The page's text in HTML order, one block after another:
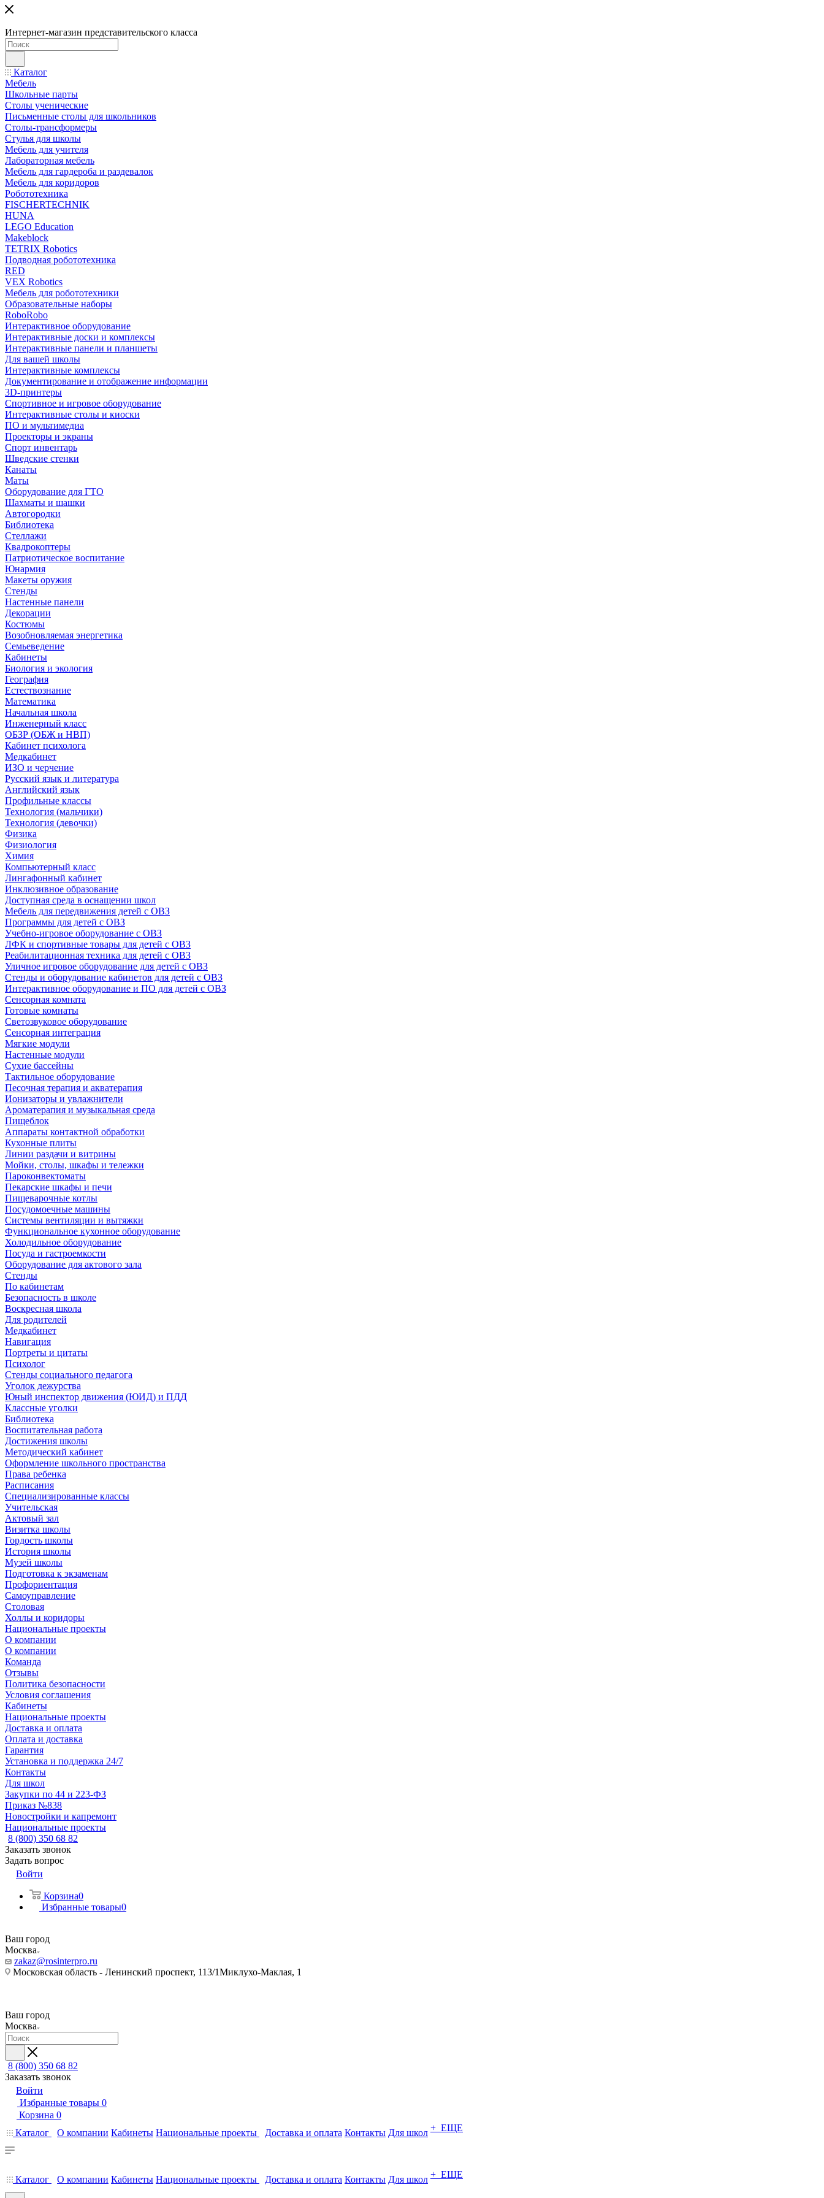
Интернет-магазин представительского класса
Каталог
Мебель
Школьные парты
Столы ученические
Письменные столы для школьников
Столы-трансформеры
Стулья для школы
Мебель для учителя
Лабораторная мебель
Мебель для гардероба и раздевалок
Мебель для коридоров
Робототехника
FISCHERTECHNIK
HUNA
LEGO Education
Makeblock
TETRIX Robotics
Подводная робототехника
RED
VEX Robotics
Мебель для робототехники
Образовательные наборы
RoboRobo
Интерактивное оборудование
Интерактивные доски и комплексы
Интерактивные панели и планшеты
Для вашей школы
Интерактивные комплексы
Документирование и отображение информации
3D-принтеры
Спортивное и игровое оборудование
Интерактивные столы и киоски
ПО и мультимедиа
Проекторы и экраны
Спорт инвентарь
Шведские стенки
Канаты
Маты
Оборудование для ГТО
Шахматы и шашки
Автогородки
Библиотека
Стеллажи
Квадрокоптеры
Патриотическое воспитание
Юнармия
Макеты оружия
Стенды
Настенные панели
Декорации
Костюмы
Возобновляемая энергетика
Семьеведение
Кабинеты
Биология и экология
География
Естествознание
Математика
Начальная школа
Инженерный класс
ОБЗР (ОБЖ и НВП)
Кабинет психолога
Медкабинет
ИЗО и черчение
Русский язык и литература
Английский язык
Профильные классы
Технология (мальчики)
Технология (девочки)
Физика
Физиология
Химия
Компьютерный класс
Лингафонный кабинет
Инклюзивное образование
Доступная среда в оснащении школ
Мебель для передвижения детей с ОВЗ
Программы для детей с ОВЗ
Учебно-игровое оборудование с ОВЗ
ЛФК и спортивные товары для детей с ОВЗ
Реабилитационная техника для детей с ОВЗ
Уличное игровое оборудование для детей с ОВЗ
Стенды и оборудование кабинетов для детей с ОВЗ
Интерактивное оборудование и ПО для детей с ОВЗ
Сенсорная комната
Готовые комнаты
Светозвуковое оборудование
Сенсорная интеграция
Мягкие модули
Настенные модули
Сухие бассейны
Тактильное оборудование
Песочная терапия и акватерапия
Ионизаторы и увлажнители
Ароматерапия и музыкальная среда
Пищеблок
Аппараты контактной обработки
Кухонные плиты
Линии раздачи и витрины
Мойки, столы, шкафы и тележки
Пароконвектоматы
Пекарские шкафы и печи
Пищеварочные котлы
Посудомоечные машины
Системы вентиляции и вытяжки
Функциональное кухонное оборудование
Холодильное оборудование
Посуда и гастроемкости
Оборудование для актового зала
Стенды
По кабинетам
Безопасность в школе
Воскресная школа
Для родителей
Медкабинет
Навигация
Портреты и цитаты
Психолог
Стенды социального педагога
Уголок дежурства
Юный инспектор движения (ЮИД) и ПДД
Классные уголки
Библиотека
Воспитательная работа
Достижения школы
Методический кабинет
Оформление школьного пространства
Права ребенка
Расписания
Специализированные классы
Учительская
Актовый зал
Визитка школы
Гордость школы
История школы
Музей школы
Подготовка к экзаменам
Профориентация
Самоуправление
Столовая
Холлы и коридоры
Национальные проекты
О компании
О компании
Команда
Отзывы
Политика безопасности
Условия соглашения
Кабинеты
Национальные проекты
Доставка и оплата
Оплата и доставка
Гарантия
Установка и поддержка 24/7
Контакты
Для школ
Закупки по 44 и 223-ФЗ
Приказ №838
Новостройки и капремонт
Национальные проекты
8 (800) 350 68 82
Заказать звонок
Задать вопрос
Войти
Корзина0
Избранные товары0
Ваш город
Москва
zakaz@rosinterpro.ru
Московская область - Ленинский проспект, 113/1Миклухо-Маклая, 1
Ваш город
Москва
8 (800) 350 68 82
Заказать звонок
Войти
Избранные товары 0
Корзина 0
Каталог
О компании Кабинеты Национальные проекты Доставка и оплата Контакты Для школ + ЕЩЕ
Каталог О компании Кабинеты Национальные проекты Доставка и оплата Контакты Для школ + ЕЩЕ